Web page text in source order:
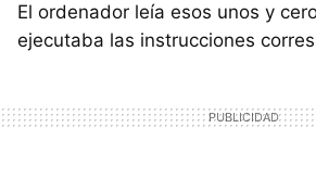
El ordenador leía esos unos y
ejecutaba las instrucciones